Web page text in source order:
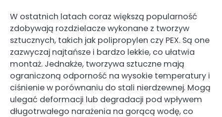
W ostatnich latach coraz większą popularność
zdobywają rozdzielacze wykonane z tworzyw
sztucznych, takich jak polipropylen czy PEX. Są one
zazwyczaj najtańsze i bardzo lekkie, co ułatwia
montaż. Jednakże, tworzywa sztuczne mają
ograniczoną odporność na wysokie temperatury i
ciśnienie w porównaniu do stali nierdzewnej. Mogą
ulegać deformacji lub degradacji pod wpływem
długotrwałego narażenia na gorącą wodę, co